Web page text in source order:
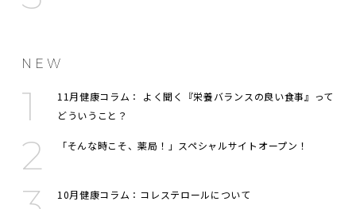
NEW
11月健康コラム： よく聞く『栄養バランスの良い食事』って
どういうこと？
「そんな時こそ、薬局！」スペシャルサイトオープン！
10月健康コラム：コレステロールについて